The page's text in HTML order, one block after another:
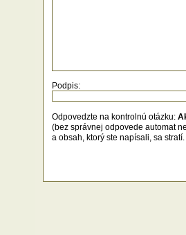
Podpis:
Odpovedzte na kontrolnú otázku:
(bez správnej odpovede automat
a obsah, ktorý ste napísali, sa